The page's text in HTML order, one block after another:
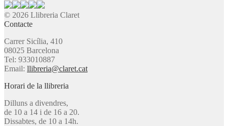
© 2026 Llibreria Claret
Contacte
Carrer Sicília, 410
08025 Barcelona
Tel: 933010887
Email: llibreria@claret.cat
Horari de la llibreria
Dilluns a divendres,
de 10 a 14 i de 16 a 20.
Dissabtes, de 10 a 14h.